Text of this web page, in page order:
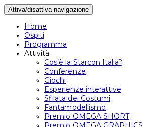
Attiva/disattiva navigazione
Home
Ospiti
Programma
Attività
Cos’è la Starcon Italia?
Conferenze
Giochi
Esperienze interattive
Sfilata dei Costumi
Fantamodellismo
Premio OMEGA SHORT